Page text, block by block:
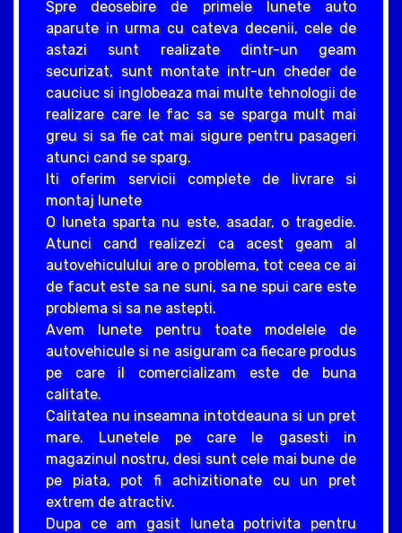
Spre deosebire de primele lunete auto
aparute in urma cu cateva decenii, cele de
astazi sunt realizate dintr-un geam
securizat, sunt montate intr-un cheder de
cauciuc si inglobeaza mai multe tehnologii de
realizare care le fac sa se sparga mult mai
greu si sa fie cat mai sigure pentru pasageri
atunci cand se sparg.
Iti oferim servicii complete de livrare si
montaj lunete
O luneta sparta nu este, asadar, o tragedie.
Atunci cand realizezi ca acest geam al
autovehiculului are o problema, tot ceea ce ai
de facut este sa ne suni, sa ne spui care este
problema si sa ne astepti.
Avem lunete pentru toate modelele de
autovehicule si ne asiguram ca fiecare produs
pe care il comercializam este de buna
calitate.
Calitatea nu inseamna intotdeauna si un pret
mare. Lunetele pe care le gasesti in
magazinul nostru, desi sunt cele mai bune de
pe piata, pot fi achizitionate cu un pret
extrem de atractiv.
Dupa ce am gasit luneta potrivita pentru